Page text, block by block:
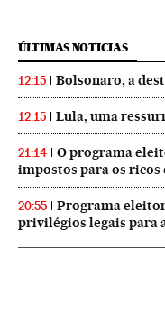
ÚLTIMAS NOTICIAS
12:15 Bolsonaro, a
12:15 Lula, uma
21:14
O programa
impostos para os ricos
20:55
Programa
privilégios legais para